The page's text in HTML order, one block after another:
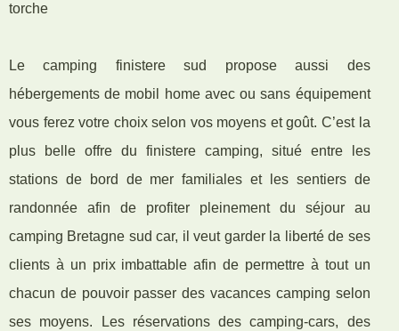
torche
Le camping finistere sud propose aussi des
hébergements de mobil home avec ou sans équipement
vous ferez votre choix selon vos moyens et goût. C’est la
plus belle offre du finistere camping, situé entre les
stations de bord de mer familiales et les sentiers de
randonnée afin de profiter pleinement du séjour au
camping Bretagne sud car, il veut garder la liberté de ses
clients à un prix imbattable afin de permettre à tout un
chacun de pouvoir passer des vacances camping selon
ses moyens. Les réservations des camping-cars, des